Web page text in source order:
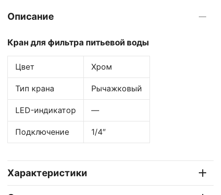
Описание
Кран для фильтра питьевой воды
Цвет Хром
Тип крана Рычажковый
LED-индикатор —
Подключение 1/4″
Характеристики